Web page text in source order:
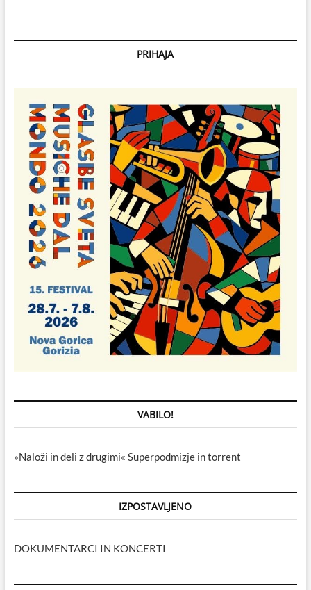
PRIHAJA
VABILO!
»Naloži in deli z drugimi« Superpodmizje in torrent
IZPOSTAVLJENO
DOKUMENTARCI IN KONCERTI